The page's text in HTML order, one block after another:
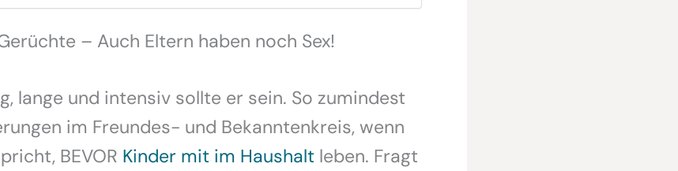
– Auch Eltern haben noch Sex!
lange und intensiv sollte er sein. So zumindest
im Freundes- und Bekanntenkreis, wenn
BEVOR Kinder mit im Haushaltleben. Fragt